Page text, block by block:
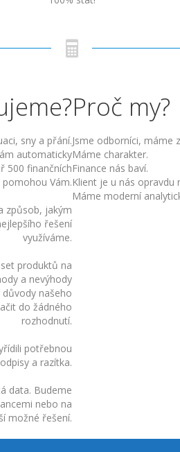
sny a přání.
automaticky
500 finančních
Vám.
způsob, jakým
řešení
využíváme.
produktů na
a nevýhody
našeho
do žádného
rozhodnutí.
potřebnou
a razítka.
data. Budeme
nebo na
možné řešení.
Proč my?
Jsme odborníci, máme
Máme charakter.
Finance nás baví.
Klient je u nás opravdu
Máme moderní